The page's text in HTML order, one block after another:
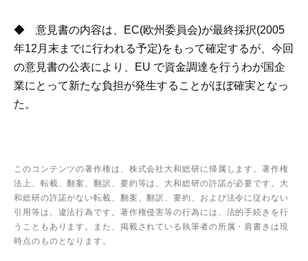
◆ 意見書の内容は、EC(欧州委員会)が最終採択(2005
年12月末までに行われる予定)をもって確定するが、今回
の意見書の公表により、EU で資金調達を行うわが国企
業にとって新たな負担が発生することがほぼ確実となっ
た。
このコンテンツの著作権は、株式会社大和総研に帰属します。著作権
法上、転載、翻案、翻訳、要約等は、大和総研の許諾が必要です。大
和総研の許諾がない転載、翻案、翻訳、要約、および法令に従わない
引用等は、違法行為です。著作権侵害等の行為には、法的手続きを行
うこともあります。また、掲載されている執筆者の所属・肩書きは現
時点のものとなります。